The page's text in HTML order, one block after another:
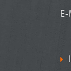
E-